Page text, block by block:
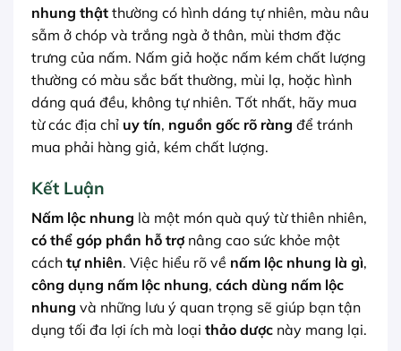
nhung thật thường có hình dáng tự nhiên, màu nâu
sẫm ở chóp và trắng ngà ở thân, mùi thơm đặc
trưng của nấm. Nấm giả hoặc nấm kém chất lượng
thường có màu sắc bất thường, mùi lạ, hoặc hình
dáng quá đều, không tự nhiên. Tốt nhất, hãy mua
từ các địa chỉ uy tín, nguồn gốc rõ ràng để tránh
mua phải hàng giả, kém chất lượng.
Kết Luận
Nấm lộc nhung là một món quà quý từ thiên nhiên,
có thể góp phần hỗ trợ nâng cao sức khỏe một
cách tự nhiên. Việc hiểu rõ về nấm lộc nhung là gì,
công dụng nấm lộc nhung, cách dùng nấm lộc
nhung và những lưu ý quan trọng sẽ giúp bạn tận
dụng tối đa lợi ích mà loại thảo dược này mang lại.